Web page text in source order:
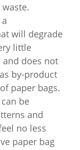
will degrade
little
does not
by-product
paper bags.
be
and
no less
paper bag